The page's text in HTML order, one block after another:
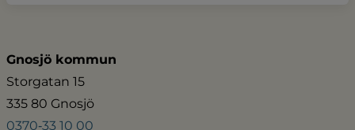
Gnosjö kommun
Storgatan 15
335 80 Gnosjö
0370‑33 10 00